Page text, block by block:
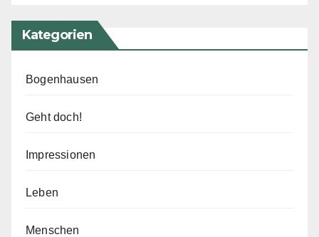
Kategorien
Bogenhausen
Geht doch!
Impressionen
Leben
Menschen